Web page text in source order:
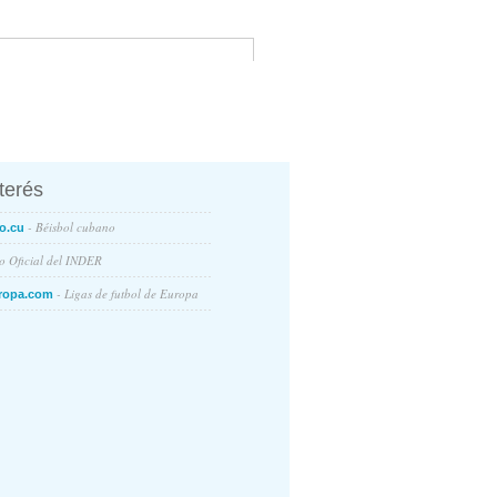
- Béisbol cubano
Oficial del INDER
- Ligas de futbol de Europa